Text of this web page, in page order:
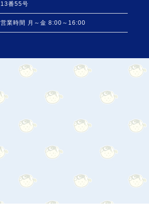
13番55号
営業時間 月～金 8:00～16:00